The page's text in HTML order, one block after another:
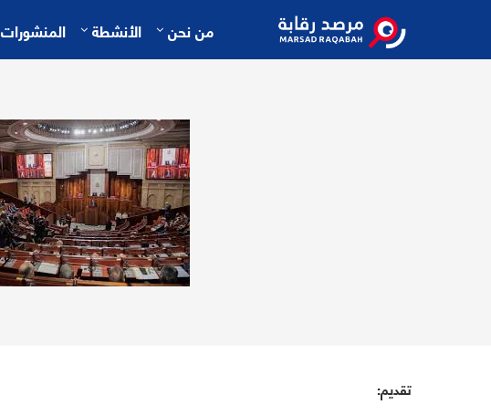
من نحن الأنشطة المنشورات
تقديم: